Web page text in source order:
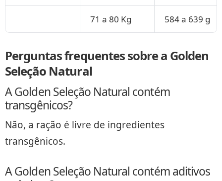
71 a 80 Kg 584 a 639 g
Perguntas frequentes sobre a Golden
Seleção Natural
A Golden Seleção Natural contém
transgênicos?
Não, a ração é livre de ingredientes
transgênicos.
A Golden Seleção Natural contém aditivos